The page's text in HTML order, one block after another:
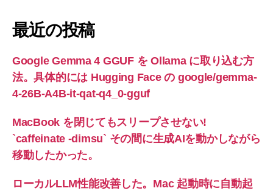
最近の投稿
Google Gemma 4 GGUF を Ollama に取り込む方
法。具体的には Hugging Face の google/gemma-
4-26B-A4B-it-qat-q4_0-gguf
MacBook を閉じてもスリープさせない!
`caffeinate -dimsu` その間に生成AIを動かしながら
移動したかった。
ローカルLLM性能改善した。Mac 起動時に自動起